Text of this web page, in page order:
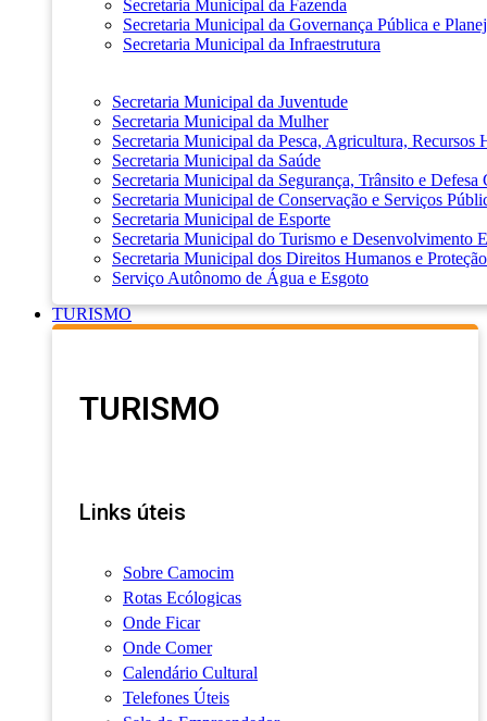
Secretaria Municipal da Fazenda
Secretaria Municipal da Governança Pública e
Secretaria Municipal da Infraestrutura
Secretaria Municipal da Juventude
Secretaria Municipal da Mulher
Secretaria Municipal da Pesca, Agricultura, Recursos
Secretaria Municipal da Saúde
Secretaria Municipal da Segurança, Trânsito e Defesa
Secretaria Municipal de Conservação e Serviços
Secretaria Municipal de Esporte
Secretaria Municipal do Turismo e Desenvolvimento
Secretaria Municipal dos Direitos Humanos e
Serviço Autônomo de Água e Esgoto
TURISMO
TURISMO
Links úteis
Sobre Camocim
Rotas Ecólogicas
Onde Ficar
Onde Comer
Calendário Cultural
Telefones Úteis